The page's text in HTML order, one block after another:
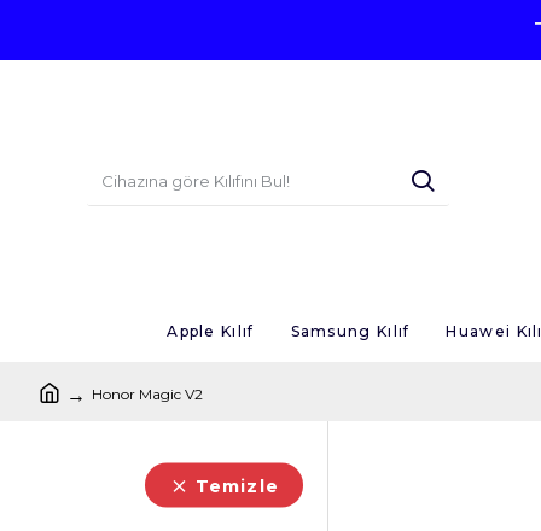
Apple Kılıf Samsung Kılıf Huawei
Honor Magic V2
Temizle